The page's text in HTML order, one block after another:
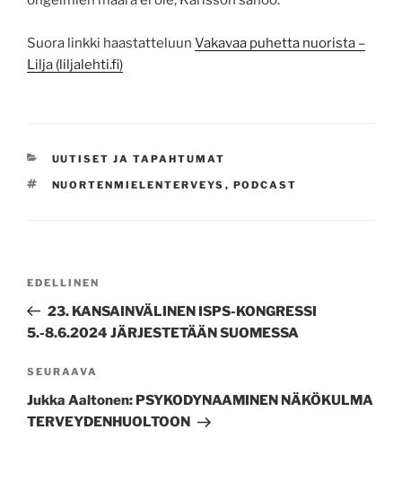
Suora linkki haastatteluun Vakavaa puhetta nuorista –
Lilja (liljalehti.fi)
KATEGORIAT
UUTISET JA TAPAHTUMAT
AVAINSANAT
NUORTENMIELENTERVEYS , PODCAST
Edellinen
artikkeli
EDELLINEN
23. KANSAINVÄLINEN ISPS-KONGRESSI
5.-8.6.2024 JÄRJESTETÄÄN SUOMESSA
Seuraava
artikkeli
SEURAAVA
Jukka Aaltonen: PSYKODYNAAMINEN NÄKÖKULMA
TERVEYDENHUOLTOON